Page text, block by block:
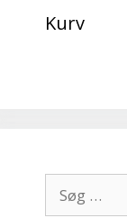
Kurv
efter: